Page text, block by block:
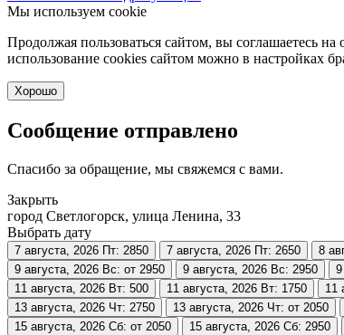
Мы используем cookie
Продолжая пользоваться сайтом, вы соглашаетесь
использование cookies сайтом можно в настройках
Хорошо
Сообщение отправлено
Спасибо за обращение, мы свяжемся с вами.
Закрыть
город Светлогорск, улица Ленина, 33
Выбрать дату
7 августа, 2026 Пт: 2850 7 августа, 2026 Пт: 2650 8
9 августа, 2026 Вс: от 2950 9 августа, 2026 Вс: 2950
11 августа, 2026 Вт: 500 11 августа, 2026 Вт: 1750 11
13 августа, 2026 Чт: 2750 13 августа, 2026 Чт: от 2050
15 августа, 2026 Сб: от 2050 15 августа, 2026 Сб: 2950